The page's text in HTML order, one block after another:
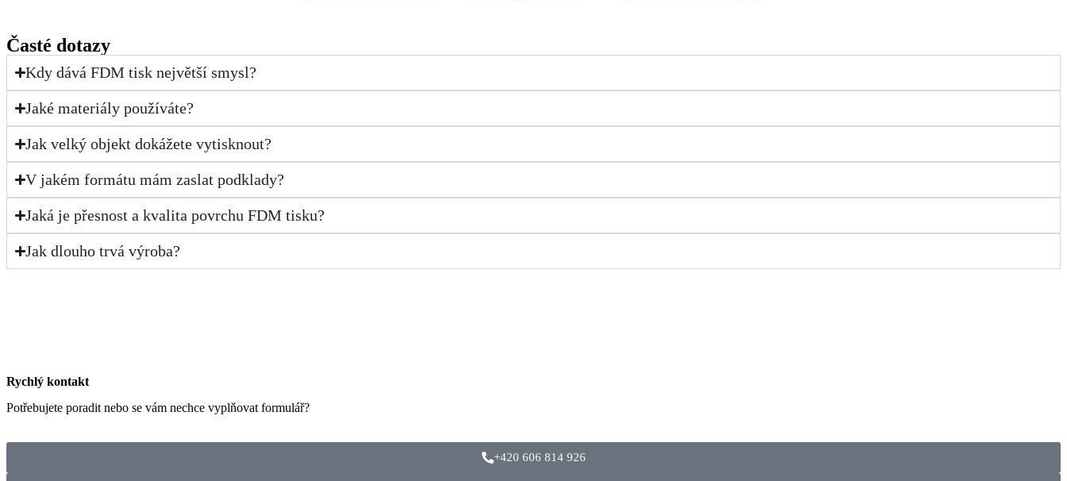
Časté dotazy
Kdy dává FDM tisk největší smysl?
Jaké materiály používáte?
Jak velký objekt dokážete vytisknout?
V jakém formátu mám zaslat podklady?
Jaká je přesnost a kvalita povrchu FDM tisku?
Jak dlouho trvá výroba?
Rychlý kontakt
Potřebujete poradit nebo se vám nechce vyplňovat formulář?
+420 606 814 926